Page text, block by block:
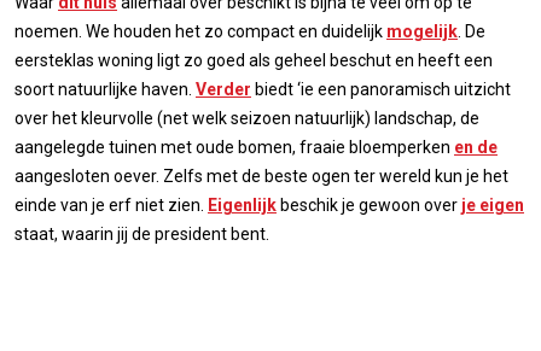
noemen. We houden het zo compact en duidelijk mogelijk . De
eersteklas woning ligt zo goed als geheel beschut en heeft een
soort natuurlijke haven. Verder biedt ‘ie een panoramisch uitzicht
over het kleurvolle (net welk seizoen natuurlijk) landschap, de
aangelegde tuinen met oude bomen, fraaie bloemperken en de
aangesloten oever. Zelfs met de beste ogen ter wereld kun je het
einde van je erf niet zien. Eigenlijkbeschik je gewoon over je eigen
staat, waarin jij de president bent.